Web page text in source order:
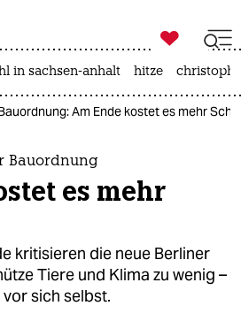
zahl ich
ich

taz zahl ich
in sachsen-anhalt hitze
Am Ende kostet es mehr
Bauordnung
es mehr
kritisieren die neue Berliner
Tiere und Klima zu wenig –
sich selbst.